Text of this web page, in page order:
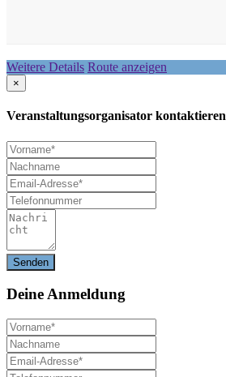
Weitere Details Route anzeigen
×
Veranstaltungsorganisator kontaktieren
DeineAnmeldung